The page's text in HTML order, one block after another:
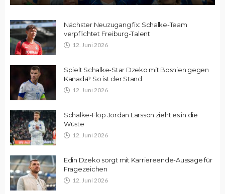
Nächster Neuzugang fix: Schalke-Team
verpflichtet Freiburg-Talent
12. Juni 2026
Spielt Schalke-Star Dzeko mit Bosnien gegen
Kanada? So ist der Stand
12. Juni 2026
Schalke-Flop Jordan Larsson zieht es in die
Wüste
12. Juni 2026
Edin Dzeko sorgt mit Karriereende-Aussage für
Fragezeichen
12. Juni 2026